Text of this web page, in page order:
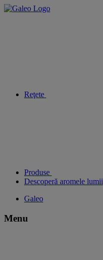
Reţete
Produse
Descoperă aromele lumii
Galeo
Menu